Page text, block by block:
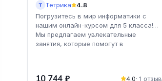
Т Тетрика
4.8
Погрузитесь в мир информатики с
нашим онлайн-курсом для 5 класса!
Мы предлагаем увлекательные
занятия, которые помогут в
10 744 ₽ 4.0· 1 отзыв